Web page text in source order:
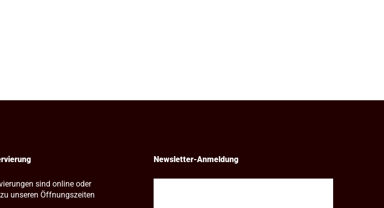
sind online oder
unseren Öffnungszeiten
Newsletter-Anmeldung